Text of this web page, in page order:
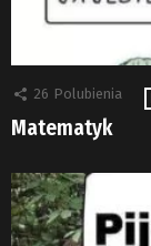
26 Polubienia
Matematyk